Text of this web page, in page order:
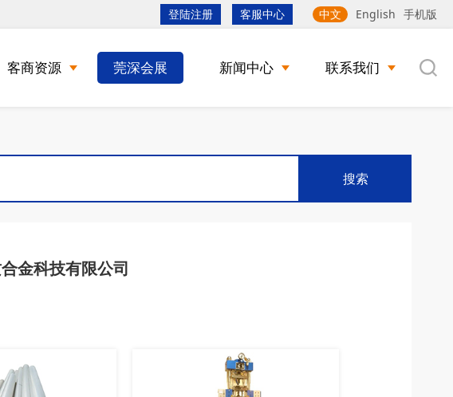
登陆注册 客服中心 中文 English 手机版
客商资源 莞深会展 新闻中心 联系我们
搜索
金科技有限公司